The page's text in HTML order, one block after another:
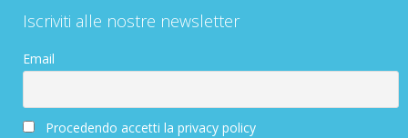
Iscriviti alle nostre newsletter
Email
Procedendo accetti la privacy policy